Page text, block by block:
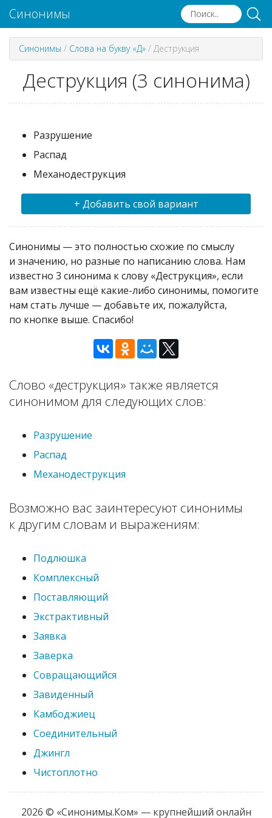
Синонимы
Синонимы / Слова на букву «Д» / Деструкция
Деструкция (3 синонима)
Разрушение
Распад
Механодеструкция
+ Добавить свой вариант
Синонимы — это полностью схожие по смыслу
и значению, но разные по написанию слова. Нам
известно 3 синонима к слову «Деструкция», если
вам известны ещё какие-либо синонимы, помогите
нам стать лучше — добавьте их, пожалуйста,
по кнопке выше. Спасибо!
Слово «деструкция» также является
синонимом для следующих слов:
Разрушение
Распад
Механодеструкция
Возможно вас заинтересуют синонимы
к другим словам и выражениям:
Подлюшка
Комплексный
Поставляющий
Экстрактивный
Заявка
Заверка
Совращающийся
Завиденный
Камбоджиец
Соединительный
Джингл
Чистоплотно
2026 © «Синонимы.Ком» — крупнейший онлайн